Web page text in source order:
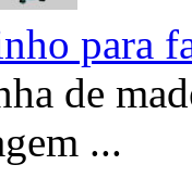
para
de
...